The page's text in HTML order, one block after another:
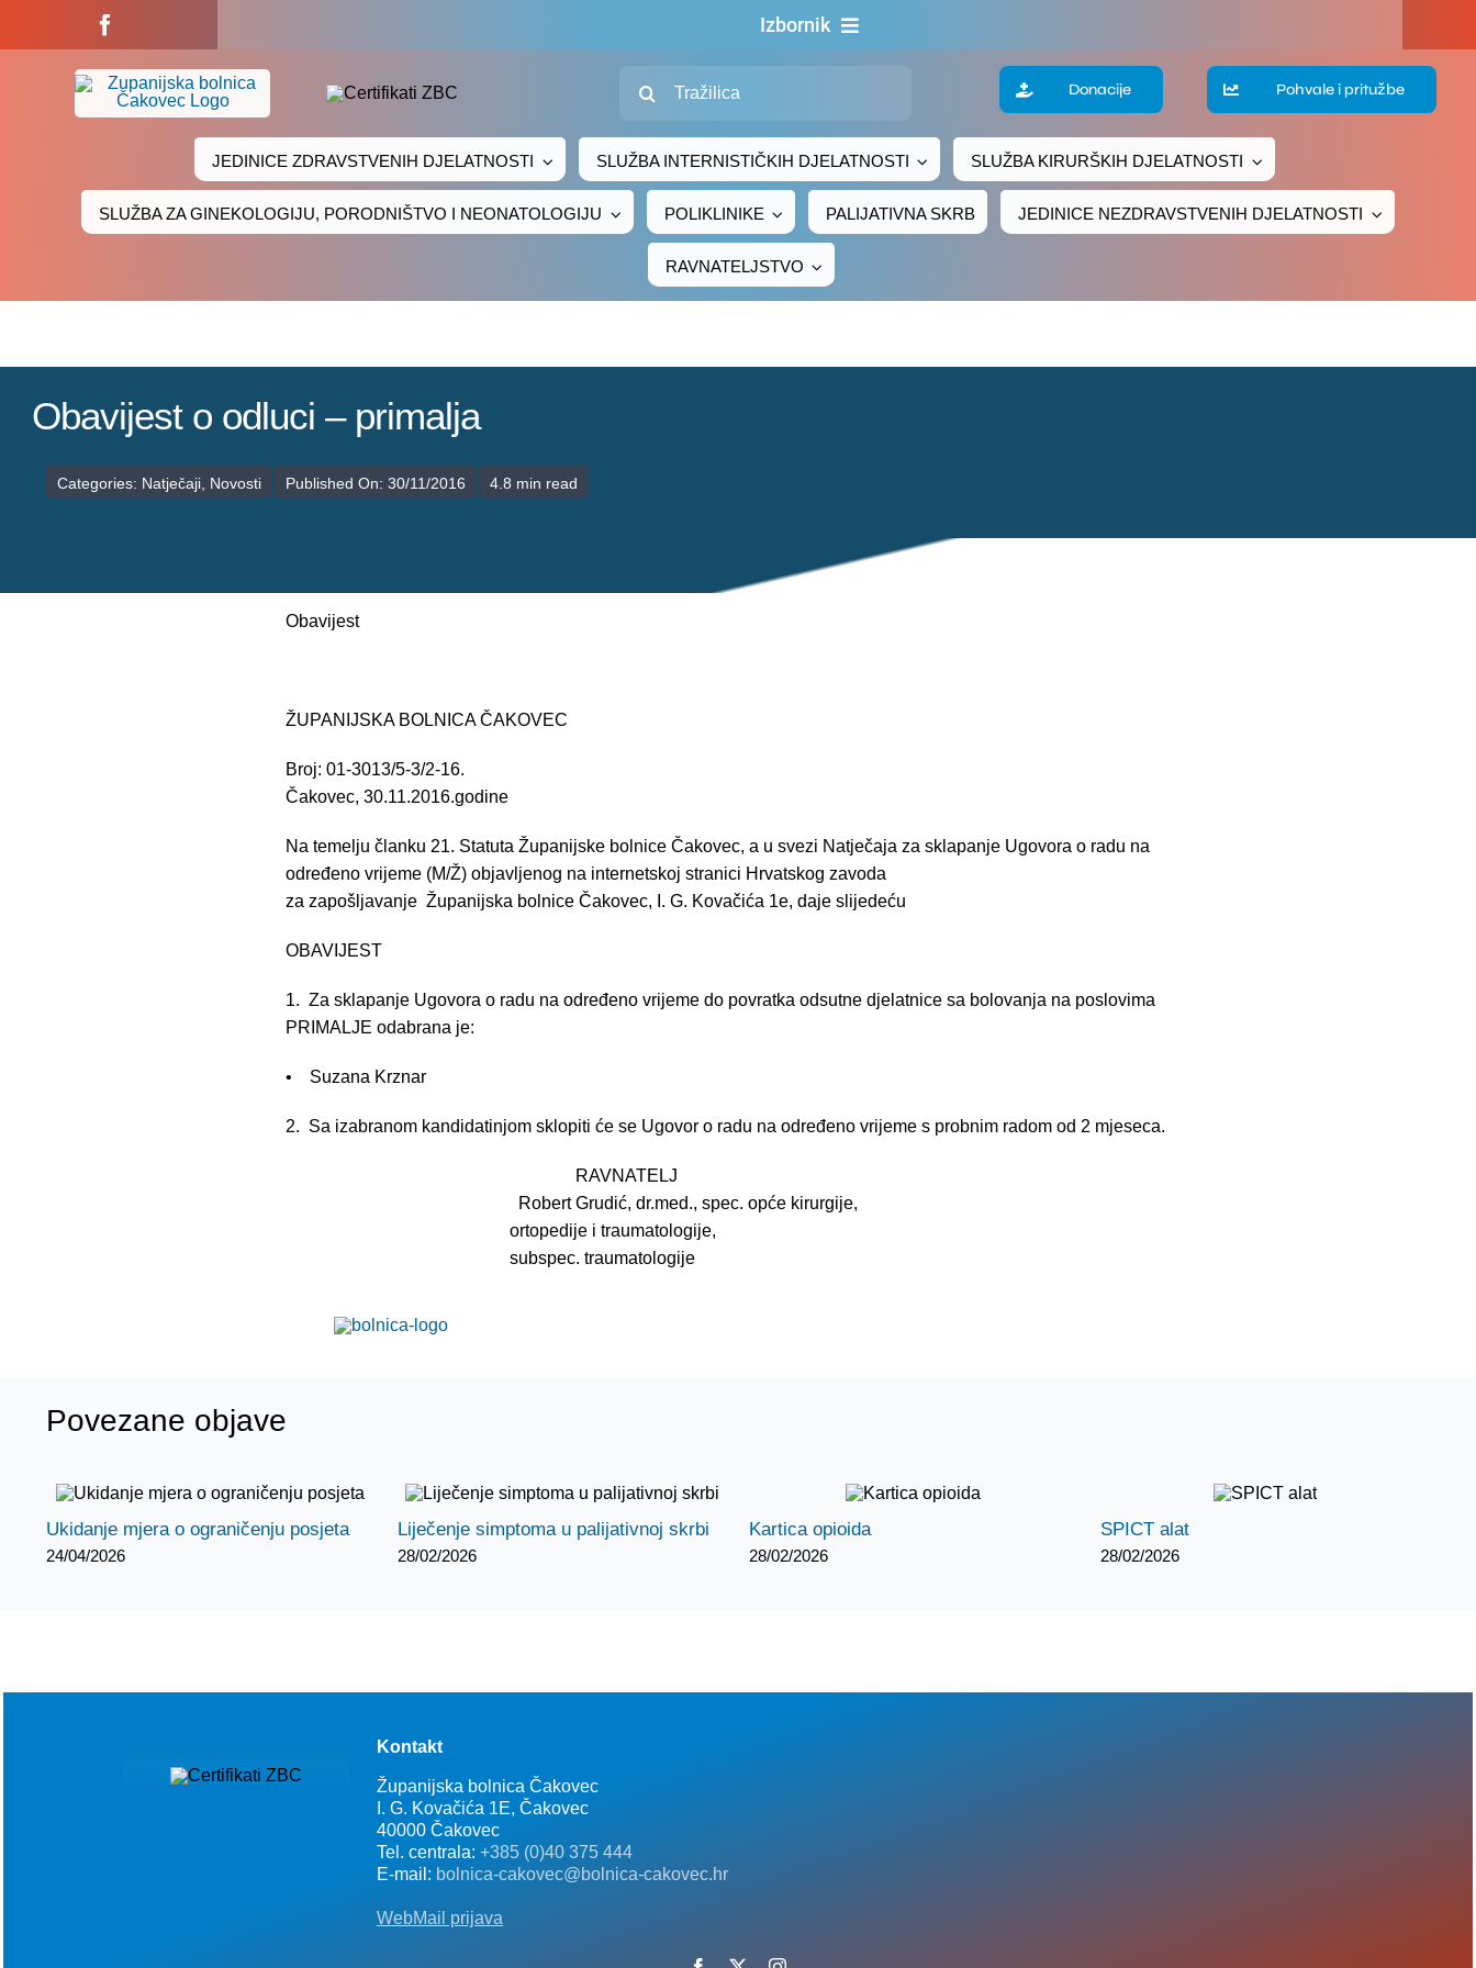
Izbornik
Za pacijente
Za djelatnike
Donacije Pohvale i pritužbe
JEDINICE ZDRAVSTVENIH DJELATNOSTI SLUŽBA INTERNISTIČKIH DJELATNOSTI SLUŽBA KIRURŠKIH DJELATNOSTI
SLUŽBA ZA GINEKOLOGIJU, PORODNIŠTVO I NEONATOLOGIJU POLIKLINIKE PALIJATIVNA SKRB JEDINICE NEZDRAVSTVENIH DJELATNOSTI
RAVNATELJSTVO
Obavijest o odluci – primalja
Categories: Natječaji, Novosti Published On: 30/11/2016 4.8 min read
Obavijest
ŽUPANIJSKA BOLNICA ČAKOVEC
Broj: 01-3013/5-3/2-16.
Čakovec, 30.11.2016.godine
Na temelju članku 21. Statuta Županijske bolnice Čakovec, a u svezi Natječaja za sklapanje Ugovora o radu na
određeno vrijeme (M/Ž) objavljenog na internetskoj stranici Hrvatskog zavoda
za zapošljavanje Županijska bolnice Čakovec, I. G. Kovačića 1e, daje slijedeću
OBAVIJEST
1. Za sklapanje Ugovora o radu na određeno vrijeme do povratka odsutne djelatnice sa bolovanja na poslovima
PRIMALJE odabrana je:
• Suzana Krznar
2. Sa izabranom kandidatinjom sklopiti će se Ugovor o radu na određeno vrijeme s probnim radom od 2 mjeseca.
RAVNATELJ
Robert Grudić, dr.med., spec. opće kirurgije,
ortopedije i traumatologije,
subspec. traumatologije
Povezane objave
Ukidanje mjera o ograničenju posjeta
24/04/2026
Liječenje simptoma u palijativnoj skrbi
28/02/2026
Kartica opioida
28/02/2026
SPICT alat
28/02/2026
Kontakt
Županijska bolnica Čakovec
I. G. Kovačića 1E, Čakovec
40000 Čakovec
Tel. centrala: +385 (0)40 375 444
E-mail: bolnica-cakovec@bolnica-cakovec.hr
WebMail prijava